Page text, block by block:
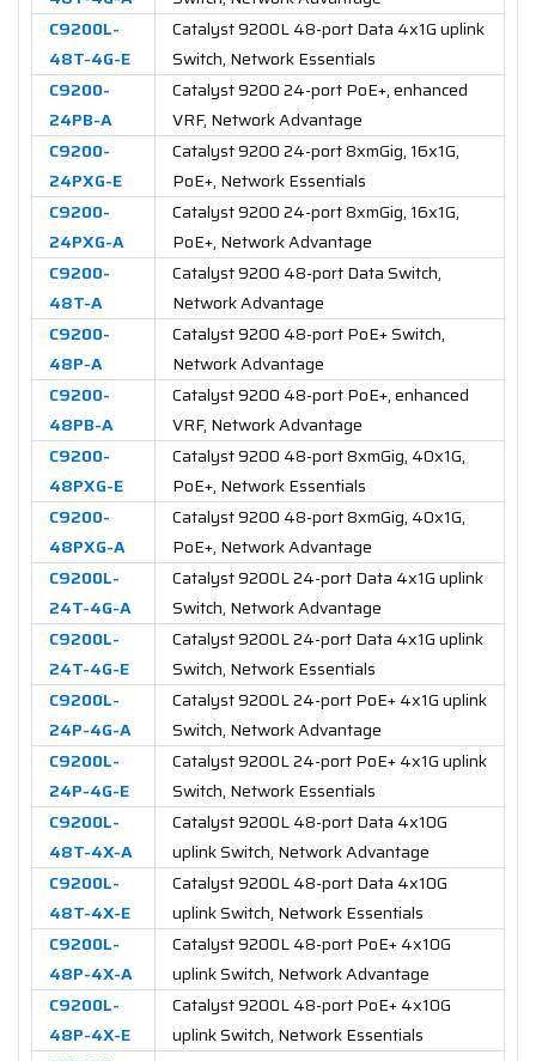
C9200L-
48T-4G-E
Catalyst 9200L 48-port Data 4x1G uplink
Switch, Network Essentials
C9200-
24PB-A
Catalyst 9200 24-port PoE+, enhanced
VRF, Network Advantage
C9200-
24PXG-E
Catalyst 9200 24-port 8xmGig, 16x1G,
PoE+, Network Essentials
C9200-
24PXG-A
Catalyst 9200 24-port 8xmGig, 16x1G,
PoE+, Network Advantage
C9200-
48T-A
Catalyst 9200 48-port Data Switch,
Network Advantage
C9200-
48P-A
Catalyst 9200 48-port PoE+ Switch,
Network Advantage
C9200-
48PB-A
Catalyst 9200 48-port PoE+, enhanced
VRF, Network Advantage
C9200-
48PXG-E
Catalyst 9200 48-port 8xmGig, 40x1G,
PoE+, Network Essentials
C9200-
48PXG-A
Catalyst 9200 48-port 8xmGig, 40x1G,
PoE+, Network Advantage
C9200L-
24T-4G-A
Catalyst 9200L 24-port Data 4x1G uplink
Switch, Network Advantage
C9200L-
24T-4G-E
Catalyst 9200L 24-port Data 4x1G uplink
Switch, Network Essentials
C9200L-
24P-4G-A
Catalyst 9200L 24-port PoE+ 4x1G uplink
Switch, Network Advantage
C9200L-
24P-4G-E
Catalyst 9200L 24-port PoE+ 4x1G uplink
Switch, Network Essentials
C9200L-
48T-4X-A
Catalyst 9200L 48-port Data 4x10G
uplink Switch, Network Advantage
C9200L-
48T-4X-E
Catalyst 9200L 48-port Data 4x10G
uplink Switch, Network Essentials
C9200L-
48P-4X-A
Catalyst 9200L 48-port PoE+ 4x10G
uplink Switch, Network Advantage
C9200L-
48P-4X-E
Catalyst 9200L 48-port PoE+ 4x10G
uplink Switch, Network Essentials